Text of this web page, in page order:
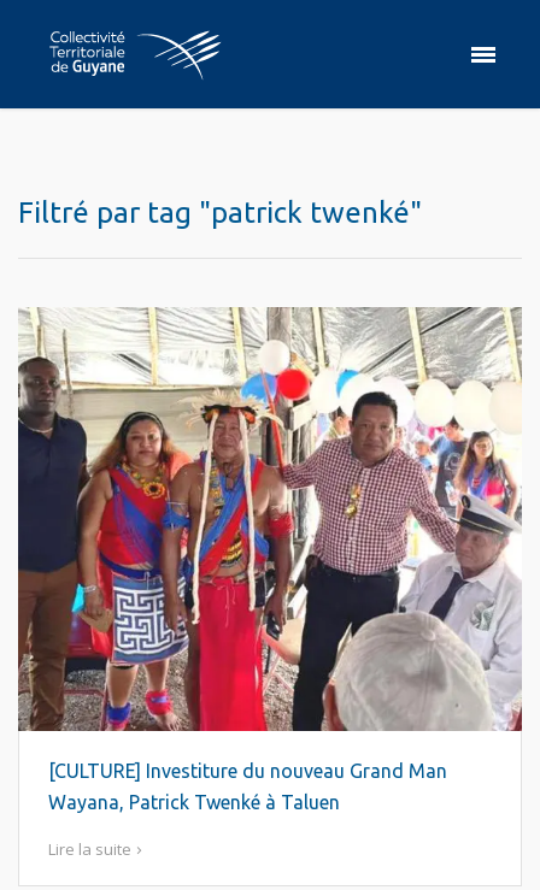
Filtré par tag "patrick twenké"
[CULTURE] Investiture du nouveau Grand Man
Wayana, Patrick Twenké à Taluen
Lire la suite